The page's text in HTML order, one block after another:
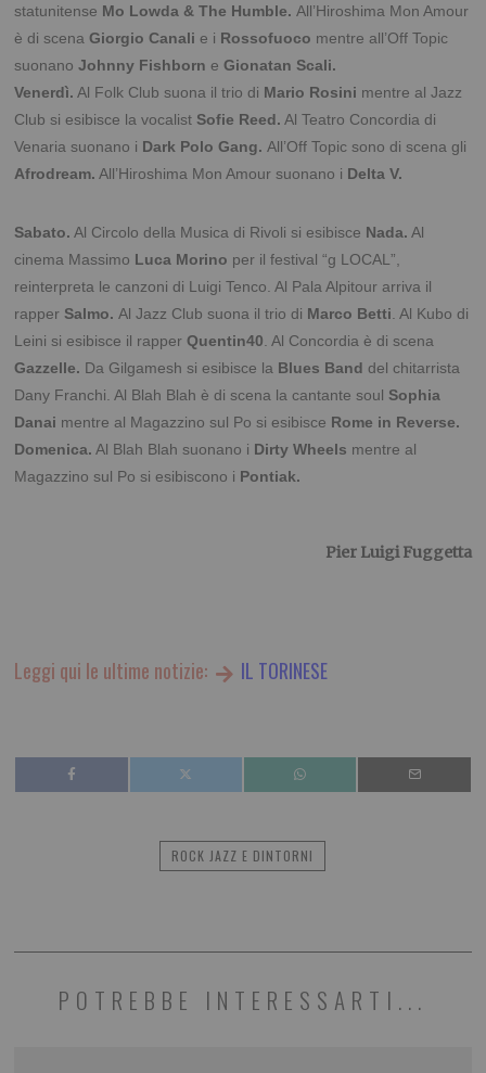
statunitense Mo Lowda & The Humble.All’Hiroshima Mon Amour
è di scenaGiorgio Canalie i Rossofuoco mentre all’Off Topic
suonanoJohnny FishborneGionatan Scali.
Venerdì. Al Folk Club suona il trio di Mario Rosini mentre al Jazz
Club si esibisce la vocalist Sofie Reed. Al Teatro Concordia di
Venaria suonano i Dark Polo Gang.All’Off Topic sono di scena gli
Afrodream. All’Hiroshima Mon Amour suonano i Delta V.
Sabato. Al Circolo della Musica di Rivoli si esibisce Nada. Al
cinema Massimo Luca Morino per il festival “g LOCAL”,
reinterpreta le canzoni di Luigi Tenco. Al Pala Alpitour arriva il
rapper Salmo.Al Jazz Club suona il trio di Marco Betti . Al Kubo di
Leini si esibisce il rapperQuentin40 . Al Concordia è di scena
Gazzelle. Da Gilgamesh si esibisce la Blues Banddel chitarrista
Dany Franchi. Al Blah Blah è di scena la cantante soul Sophia
Danai mentre al Magazzino sul Po si esibisce Rome in Reverse.
Domenica. Al Blah Blah suonano i Dirty Wheels mentre al
Magazzino sul Po si esibiscono i Pontiak.
Pier Luigi Fuggetta
Leggi qui le ultime notizie: IL TORINESE
ROCK JAZZ E DINTORNI
POTREBBE INTERESSARTI...